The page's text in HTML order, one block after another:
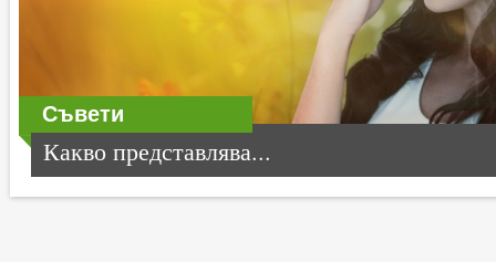
Съвети
Какво представлява...